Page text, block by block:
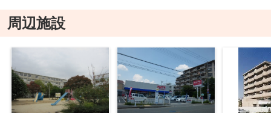
周辺施設